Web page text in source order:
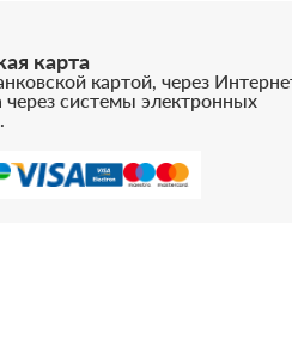
карта
картой, через
системы электронных